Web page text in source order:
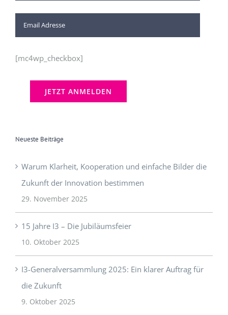
[mc4wp_checkbox]
Neueste Beiträge
Warum Klarheit, Kooperation und einfache Bilder die
Zukunft der Innovation bestimmen
29. November 2025
15 Jahre I3 – Die Jubiläumsfeier
10. Oktober 2025
I3-Generalversammlung 2025: Ein klarer Auftrag für
die Zukunft
9. Oktober 2025